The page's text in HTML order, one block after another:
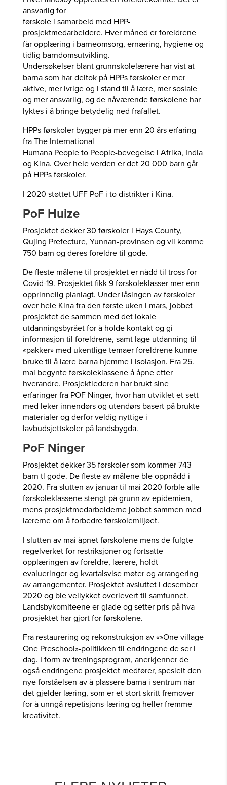
ansvarlig for
førskole i samarbeid med HPP-
prosjektmedarbeidere. Hver måned er foreldrene
får opplæring i barneomsorg, ernæring, hygiene og
tidlig barndomsutvikling.
Undersøkelser blant grunnskolelærere har vist at
barna som har deltok på HPPs førskoler er mer
aktive, mer ivrige og i stand til å lære, mer sosiale
og mer ansvarlig, og de nåværende førskolene har
lyktes i å bringe betydelig ned frafallet.
HPPs førskoler bygger på mer enn 20 års erfaring
fra The International
Humana People to People-bevegelse i Afrika, India
og Kina. Over hele verden er det 20 000 barn går
på HPPs førskoler.
I 2020 støttet UFF PoF i to distrikter i Kina.
PoF Huize
Prosjektet dekker 30 førskoler i Hays County,
Qujing Prefecture, Yunnan-provinsen og vil komme
750 barn og deres foreldre til gode.
De fleste målene til prosjektet er nådd til tross for
Covid-19. Prosjektet fikk 9 førskoleklasser mer enn
opprinnelig planlagt. Under låsingen av førskoler
over hele Kina fra den første uken i mars, jobbet
prosjektet de sammen med det lokale
utdanningsbyrået for å holde kontakt og gi
informasjon til foreldrene, samt lage utdanning til
«pakker» med ukentlige temaer foreldrene kunne
bruke til å lære barna hjemme i isolasjon. Fra 25.
mai begynte førskoleklassene å åpne etter
hverandre. Prosjektlederen har brukt sine
erfaringer fra POF Ninger, hvor han utviklet et sett
med leker innendørs og utendørs basert på brukte
materialer og derfor veldig nyttige i
lavbudsjettskoler på landsbygda.
PoF Ninger
Prosjektet dekker 35 førskoler som kommer 743
barn tl gode. De fleste av målene ble oppnådd i
2020. Fra slutten av januar til mai 2020 forble alle
førskoleklassene stengt på grunn av epidemien,
mens prosjektmedarbeiderne jobbet sammen med
lærerne om å forbedre førskolemiljøet.
I slutten av mai åpnet førskolene mens de fulgte
regelverket for restriksjoner og fortsatte
opplæringen av foreldre, lærere, holdt
evalueringer og kvartalsvise møter og arrangering
av arrangementer. Prosjektet avsluttet i desember
2020 og ble vellykket overlevert til samfunnet.
Landsbykomiteene er glade og setter pris på hva
prosjektet har gjort for førskolene.
Fra restaurering og rekonstruksjon av «»One village
One Preschool»-politikken til endringene de ser i
dag. I form av treningsprogram, anerkjenner de
også endringene prosjektet medfører, spesielt den
nye forståelsen av å plassere barna i sentrum når
det gjelder læring, som er et stort skritt fremover
for å unngå repetisjons-læring og heller fremme
kreativitet.